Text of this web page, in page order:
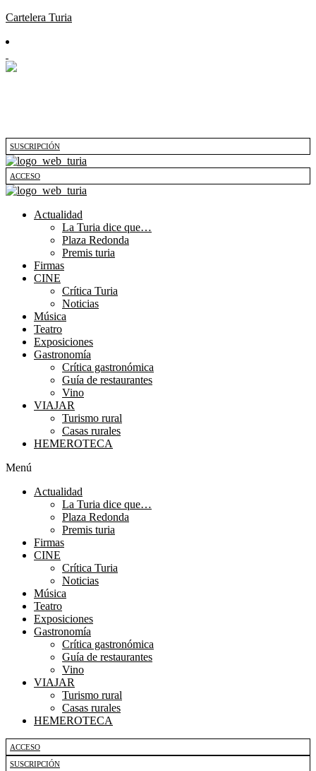
Cartelera Turia
SUSCRIPCIÓN
ACCESO
Actualidad
La Turia dice que…
Plaza Redonda
Premis turia
Firmas
CINE
Crítica Turia
Noticias
Música
Teatro
Exposiciones
Gastronomía
Crítica gastronómica
Guía de restaurantes
Vino
VIAJAR
Turismo rural
Casas rurales
HEMEROTECA
Menú
Actualidad
La Turia dice que…
Plaza Redonda
Premis turia
Firmas
CINE
Crítica Turia
Noticias
Música
Teatro
Exposiciones
Gastronomía
Crítica gastronómica
Guía de restaurantes
Vino
VIAJAR
Turismo rural
Casas rurales
HEMEROTECA
ACCESO
SUSCRIPCIÓN